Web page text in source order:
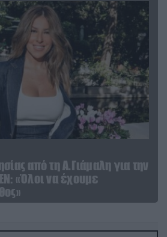
από τη Α.Γιάμαλη για την
«Όλοι να έχουμε